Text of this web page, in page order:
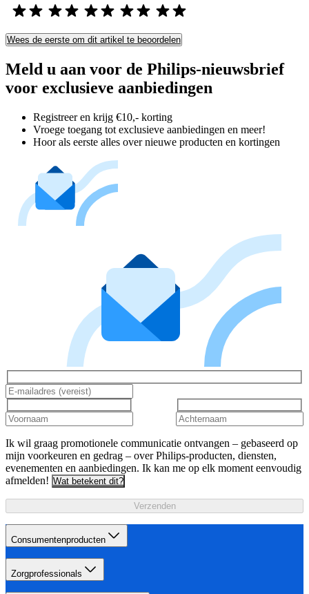
Wees de eerste om dit artikel te beoordelen
Meld u aan voor de Philips-nieuwsbrief
voor exclusieve aanbiedingen
Registreer en krijg €10,- korting
Vroege toegang tot exclusieve aanbiedingen en meer!
Hoor als eerste alles over nieuwe producten en kortingen
Ik wil graag promotionele communicatie ontvangen – gebaseerd op
mijn voorkeuren en gedrag – over Philips-producten, diensten,
evenementen en aanbiedingen. Ik kan me op elk moment eenvoudig
afmelden! Wat betekent dit?
Verzenden
Consumentenproducten
Zorgprofessionals